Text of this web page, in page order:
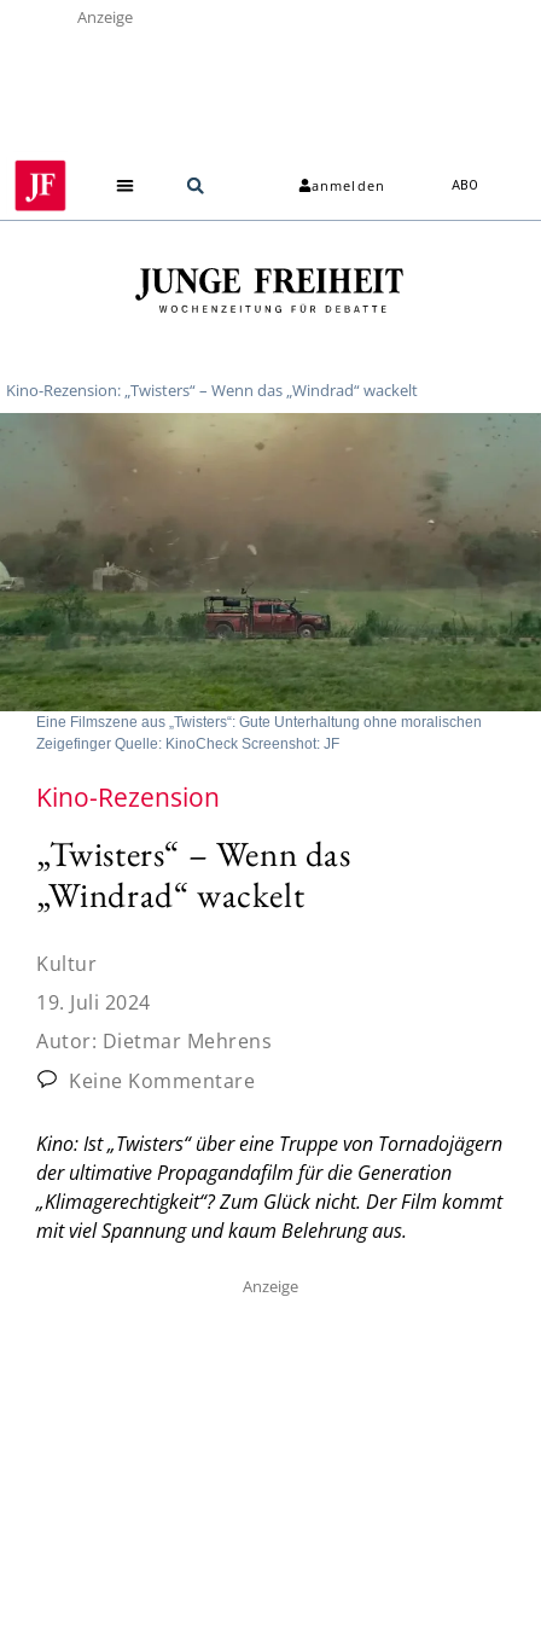
Anzeige
anmelden ABO
Kino-Rezension: „Twisters“ – Wenn das „Windrad“ wackelt
Eine Filmszene aus „Twisters“: Gute Unterhaltung ohne moralischen
Zeigefinger Quelle: KinoCheck Screenshot: JF
Kino-Rezension
„Twisters“ – Wenn das
„Windrad“ wackelt
Kultur
19. Juli 2024
Autor: Dietmar Mehrens
Keine Kommentare
Kino: Ist „Twisters“ über eine Truppe von Tornadojägern
der ultimative Propagandafilm für die Generation
„Klimagerechtigkeit“? Zum Glück nicht. Der Film kommt
mit viel Spannung und kaum Belehrung aus.
Anzeige